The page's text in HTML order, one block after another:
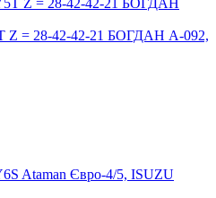
= 28-42-42-21 БОГДАН А-092,